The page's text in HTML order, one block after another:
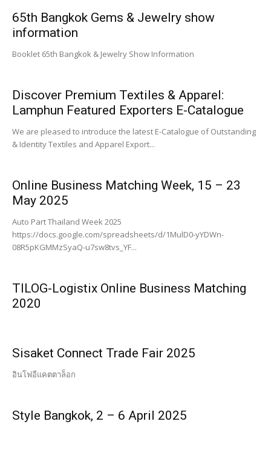
65th Bangkok Gems & Jewelry show
information
Booklet 65th Bangkok & Jewelry Show Information
Discover Premium Textiles & Apparel:
Lamphun Featured Exporters E-Catalogue
We are pleased to introduce the latest E-Catalogue of Outstanding
& Identity Textiles and Apparel Export...
Online Business Matching Week, 15 – 23
May 2025
Auto Part Thailand Week 2025
https://docs.google.com/spreadsheets/d/1MulD0-yYDWn-
08R5pKGMMzSyaQ-u7sw8tvs_YF...
TILOG-Logistix Online Business Matching
2020
Sisaket Connect Trade Fair 2025
อินโฟอีแคตตาล็อก
Style Bangkok, 2 – 6 April 2025